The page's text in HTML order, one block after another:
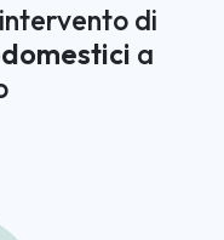
di
a